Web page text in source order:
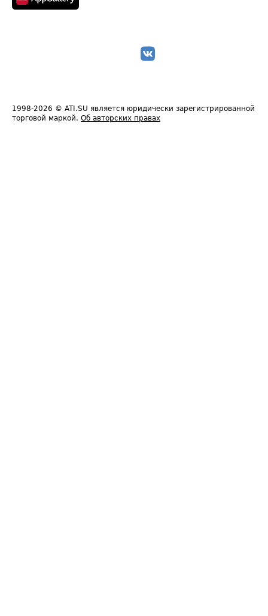
1998-2026 © ATI.SU является юридически зарегистрированной
торговой маркой. Об авторских правах